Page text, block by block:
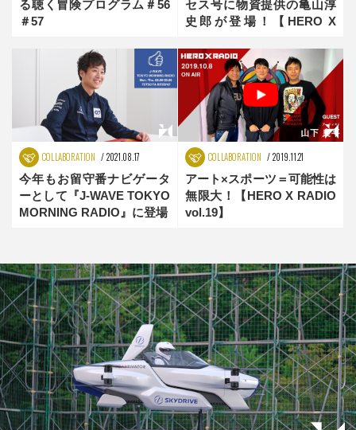
る聴く冒険プログラム＃56
＃57
セス号に物資提供の亀山淳
史郎が登場！【HERO X
COLLABORATION 2021.08.17
今年もお留守番ナビゲータ
ーとして『J-WAVE TOKYO
MORNING RADIO』に登場
COLLABORATION 2019.11.21
アート×スポーツ＝可能性は
無限大！【HERO X RADIO
vol.19】